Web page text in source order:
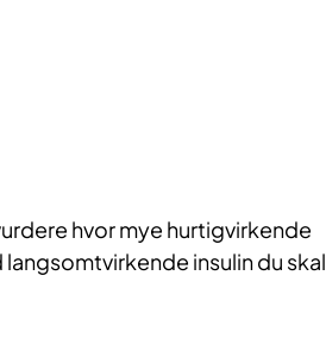
hvor mye hurtigvirkende
insulin du skal